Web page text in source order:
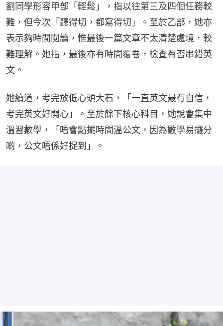
劉同學形容甲部「輕鬆」，指以往第三及四個任務較
難，但今次「聽得切，都寫得切」。至於乙部，她亦
表示夠時間閱讀，惟最後一篇文章不太清楚處境，較
難理解。她指，最後亦有時間覆卷，檢查有否串錯英
文。
她續道，考完放低心頭大石，「一直英文最冇自信，
考完英文好開心」。至於餘下核心科目，她說會集中
溫習數學，「唔會點擺時間溫公文，因為數學易攞分
啲，公文唔係好捉到」。